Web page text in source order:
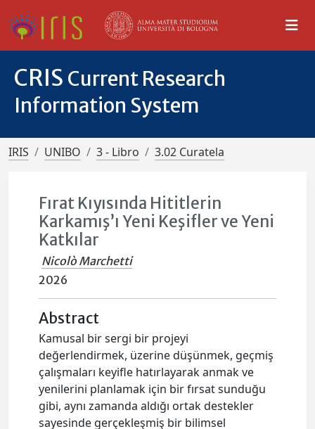
CRIS Current Research
Information System
IRIS UNIBO 3 - Libro 3.02 Curatela
Fırat Kıyısında Hititlerin
Karkamış’ı Yeni Keşifler ve Yeni
Katkılar
Nicolò Marchetti
2026
Abstract
Kamusal bir sergi bir projeyi
değerlendirmek, üzerine düşünmek, geçmiş
çalışmaları keyifle hatırlayarak anmak ve
yenilerini planlamak için bir fırsat sunduğu
gibi, aynı zamanda aldığı ortak destekler
sayesinde gerçekleşmiş bir bilimsel